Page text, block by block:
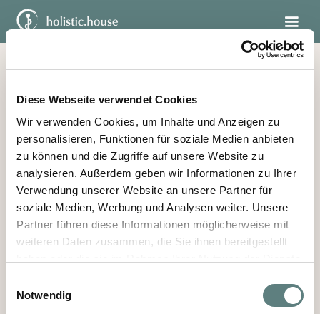
Diese Webseite verwendet Cookies
Wir verwenden Cookies, um Inhalte und Anzeigen zu
personalisieren, Funktionen für soziale Medien anbieten
zu können und die Zugriffe auf unsere Website zu
analysieren. Außerdem geben wir Informationen zu Ihrer
Verwendung unserer Website an unsere Partner für
soziale Medien, Werbung und Analysen weiter. Unsere
Partner führen diese Informationen möglicherweise mit
weiteren Daten zusammen, die Sie ihnen bereitgestellt
Notwendig
Ihre E-Mail-Adresse wurde bestätigt. Ihr Ergebnis sollte
in wenigen Momenten in Ihrem Postfach eintreffen. Sie
können diese Seite nun schließen.